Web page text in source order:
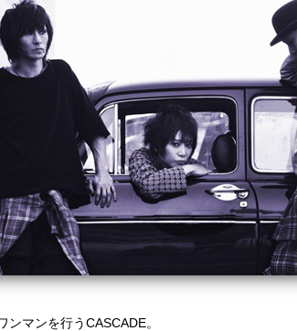
マンを行うCASCADE。